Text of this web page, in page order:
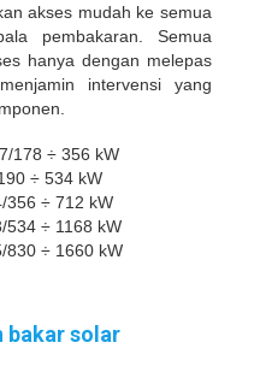
akses mudah ke semua
pembakaran. Semua
hanya dengan melepas
intervensi yang
178 ÷ 356 kW
÷ 534 kW
356 ÷ 712 kW
534 ÷ 1168 kW
830 ÷ 1660 kW
bakar solar